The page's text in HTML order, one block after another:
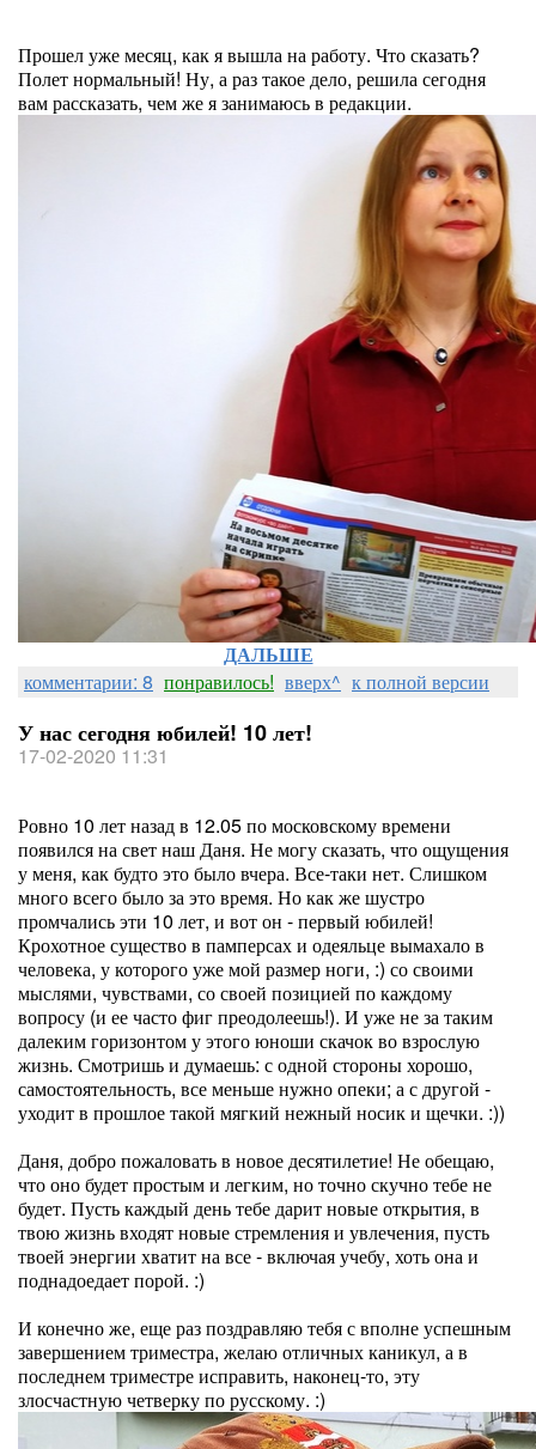
Прошел уже месяц, как я вышла на работу. Что сказать?
Полет нормальный! Ну, а раз такое дело, решила сегодня
вам рассказать, чем же я занимаюсь в редакции.
ДАЛЬШЕ
комментарии: 8 понравилось! вверх^ к полной версии
У нас сегодня юбилей! 10 лет!
17-02-2020 11:31
Ровно 10 лет назад в 12.05 по московскому времени
появился на свет наш Даня. Не могу сказать, что ощущения
у меня, как будто это было вчера. Все-таки нет. Слишком
много всего было за это время. Но как же шустро
промчались эти 10 лет, и вот он - первый юбилей!
Крохотное существо в памперсах и одеяльце вымахало в
человека, у которого уже мой размер ноги, :) со своими
мыслями, чувствами, со своей позицией по каждому
вопросу (и ее часто фиг преодолеешь!). И уже не за таким
далеким горизонтом у этого юноши скачок во взрослую
жизнь. Смотришь и думаешь: с одной стороны хорошо,
самостоятельность, все меньше нужно опеки; а с другой -
уходит в прошлое такой мягкий нежный носик и щечки. :))
Даня, добро пожаловать в новое десятилетие! Не обещаю,
что оно будет простым и легким, но точно скучно тебе не
будет. Пусть каждый день тебе дарит новые открытия, в
твою жизнь входят новые стремления и увлечения, пусть
твоей энергии хватит на все - включая учебу, хоть она и
поднадоедает порой. :)
И конечно же, еще раз поздравляю тебя с вполне успешным
завершением триместра, желаю отличных каникул, а в
последнем триместре исправить, наконец-то, эту
злосчастную четверку по русскому. :)